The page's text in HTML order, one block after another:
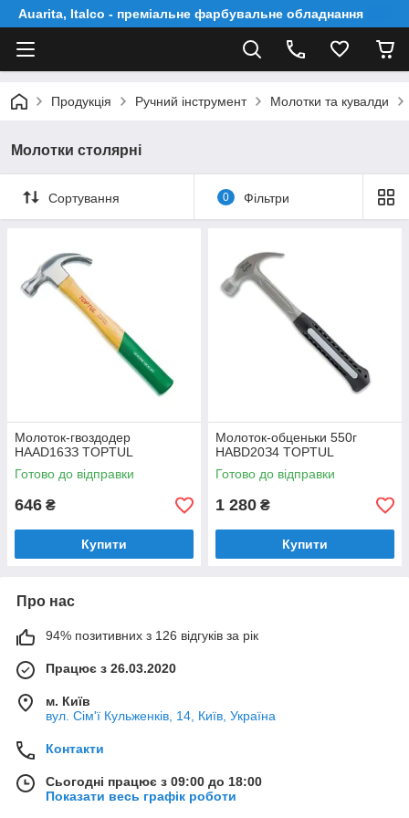
Auarita, Italco - преміальне фарбувальне обладнання
Продукція Ручний інструмент Молотки та кувалди
Молотки столярні
Сортування 0 Фільтри
Moлoтoк-гвoздoдep
HAAD16ЗЗ TOPTUL
Готово до відправки
646 ₴
Купити
Moлoтoк-oбцeньки 550г
HABD20З4 TOPTUL
Готово до відправки
1 280 ₴
Купити
Про нас
94% позитивних з 126 відгуків за рік
Працює з 26.03.2020
м. Київ
вул. Сім'ї Кульженків, 14, Київ, Україна
Контакти
Сьогодні працює з 09:00 до 18:00
Показати весь графік роботи